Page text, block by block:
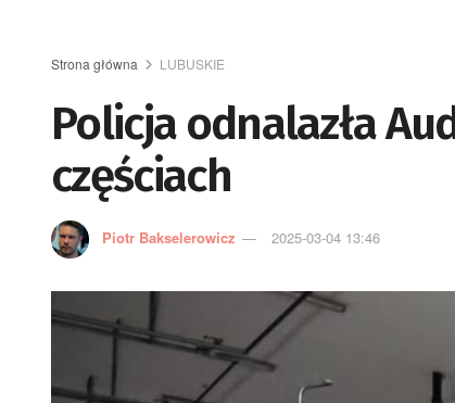
Strona główna LUBUSKIE
Policja odnalazła
częściach
Piotr Bakselerowicz 2025-03-04 13:46